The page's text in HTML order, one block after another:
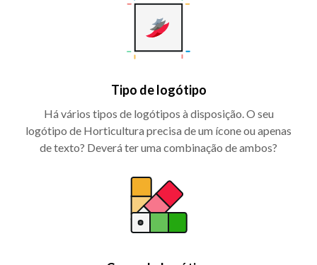
Tipo de logótipo
Há vários tipos de logótipos à disposição. O seu
logótipo de Horticultura precisa de um ícone ou apenas
de texto? Deverá ter uma combinação de ambos?